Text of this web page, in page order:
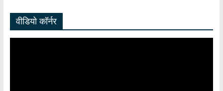
वीडियो कॉर्नर